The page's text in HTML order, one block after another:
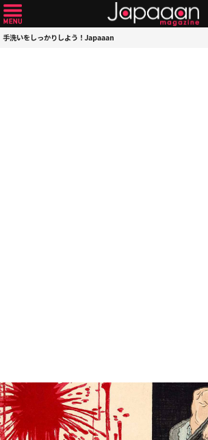
手洗いをしっかりしよう！Japaaan